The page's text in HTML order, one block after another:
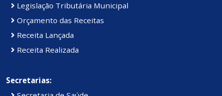
Legislação Tributária Municipal
Orçamento das Receitas
Receita Lançada
Receita Realizada
Secretarias: